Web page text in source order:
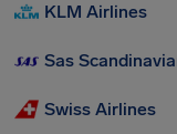
KLM Airlines
Sas
Swiss Airlines